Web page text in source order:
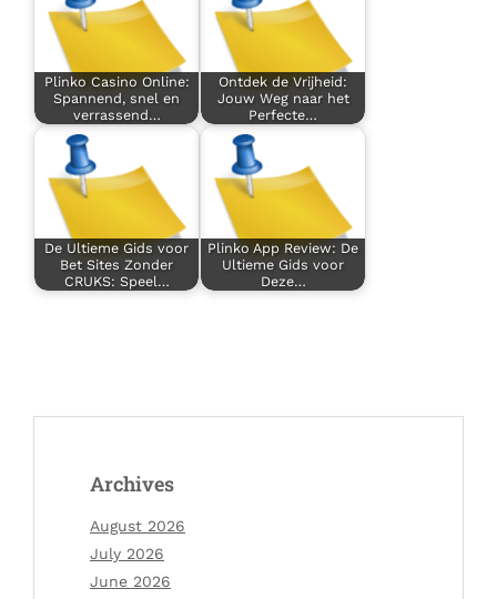
Plinko Casino Online:
Spannend, snel en
verrassend…
Ontdek de Vrijheid:
Jouw Weg naar het
Perfecte…
De Ultieme Gids voor
Bet Sites Zonder
CRUKS: Speel…
Plinko App Review: De
Ultieme Gids voor
Deze…
Archives
August 2026
July 2026
June 2026